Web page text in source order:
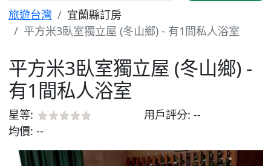
旅遊台灣
宜蘭縣訂房
平方米3臥室獨立屋 (冬山鄉) - 有1間私人浴室
平方米3臥室獨立屋 (冬山鄉) -
有1間私人浴室
星等: 用戶評分: --
均價: --